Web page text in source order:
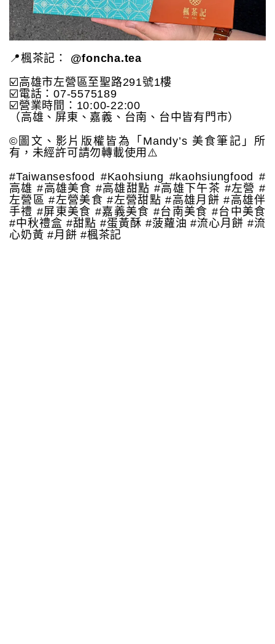
📍楓茶記： @foncha.tea
☑️高雄市左營區至聖路291號1樓
☑️電話：07-5575189
☑️營業時間：10:00-22:00
（高雄、屏東、嘉義、台南、台中皆有門市）
©️圖文、影片版權皆為「Mandy’s 美食筆記」所
有，未經許可請勿轉載使用⚠️
#Taiwansesfood #Kaohsiung #kaohsiungfood #
高雄 #高雄美食 #高雄甜點 #高雄下午茶 #左營 #
左營區 #左營美食 #左營甜點 #高雄月餅 #高雄伴
手禮 #屏東美食 #嘉義美食 #台南美食 #台中美食
#中秋禮盒 #甜點 #蛋黃酥 #菠蘿油 #流心月餅 #流
心奶黃 #月餅 #楓茶記